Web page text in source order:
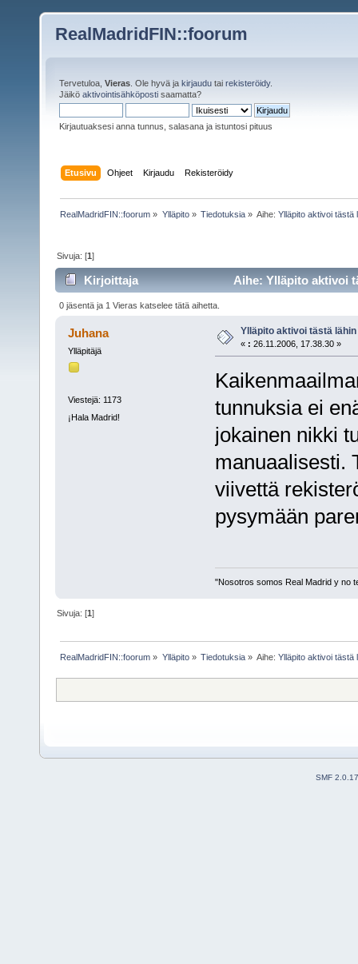
RealMadridFIN::foorum
Tervetuloa, Vieras . Ole hyvä ja kirjaudu tai rekisteröidy.
Jäikö aktivointisähköposti saamatta?
Kirjautuaksesi anna tunnus, salasana ja istuntosi pituus
Etusivu Ohjeet Kirjaudu Rekisteröidy
RealMadridFIN::foorum » Ylläpito» Tiedotuksia» Aihe:Ylläpito aktivoi
Sivuja: [1]
Kirjoittaja Aihe: Ylläpito aktivoi
0 jäsentä ja 1 Vieras katselee tätä aihetta.
Juhana
Ylläpitäjä
Viestejä: 1173
¡Hala Madrid!
Ylläpito aktivoi tästä
« : 26.11.2006, 17.38.30 »
tunnuksia ei
jokainen nikki
manuaalisesti.
viivettä
pysymään
"Nosotros somos Real Madrid y no
Sivuja: [1]
RealMadridFIN::foorum » Ylläpito» Tiedotuksia» Aihe:Ylläpito aktivoi
SMF 2.0.17